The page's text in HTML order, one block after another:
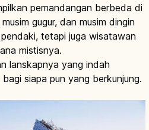
pemandangan berbeda di
gugur, dan musim dingin
tetapi juga wisatawan
mistisnya.
lanskapnya yang indah
siapa pun yang berkunjung.